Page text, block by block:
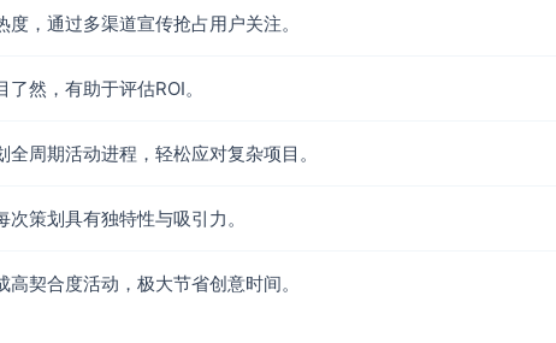
，通过多渠道宣传抢占用户关注。
然，有助于评估ROI。
周期活动进程，轻松应对复杂项目。
策划具有独特性与吸引力。
契合度活动，极大节省创意时间。